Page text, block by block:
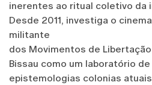
inerentes ao ritual coletivo da
Desde 2011, investiga o
militante
dos Movimentos de
Bissau como um laboratório
epistemologias colonias